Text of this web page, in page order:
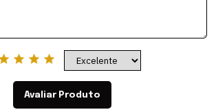
Avaliar Produto